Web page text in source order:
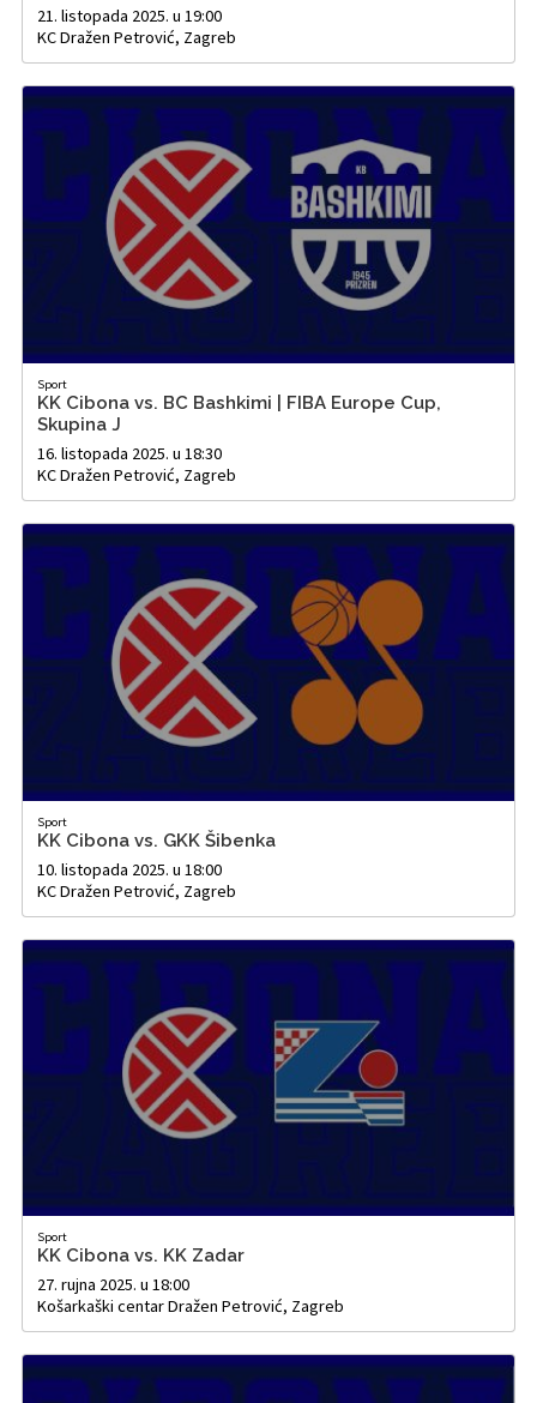
21. listopada 2025. u 19:00
KC Dražen Petrović, Zagreb
Sport
KK Cibona vs. BC Bashkimi | FIBA Europe Cup,
Skupina J
16. listopada 2025. u 18:30
KC Dražen Petrović, Zagreb
Sport
KK Cibona vs. GKK Šibenka
10. listopada 2025. u 18:00
KC Dražen Petrović, Zagreb
Sport
KK Cibona vs. KK Zadar
27. rujna 2025. u 18:00
Košarkaški centar Dražen Petrović, Zagreb